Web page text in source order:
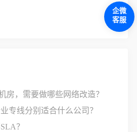
房，需要做哪些网络改造？
专线分别适合什么公司？
？
企微
客服